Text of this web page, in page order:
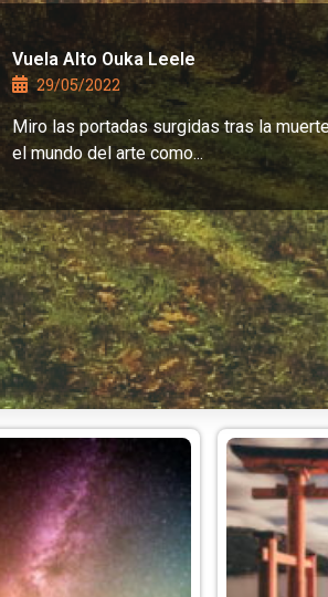
Vuela Alto Ouka Leele
29/05/2022
Miro las portadas surgidas tras la
el mundo del arte como...